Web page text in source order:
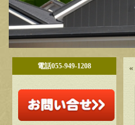
電話055-949-1208 «